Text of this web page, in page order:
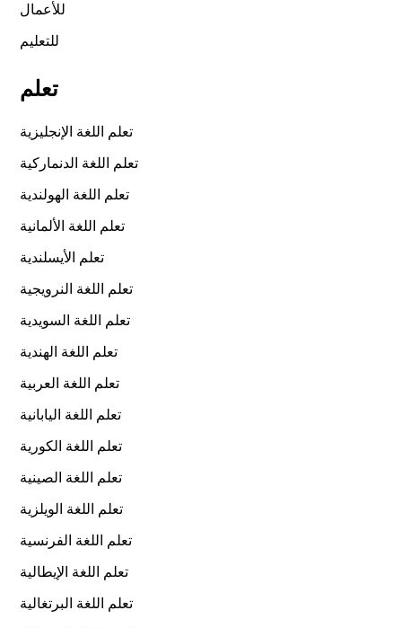
للأعمال
للتعليم
تعلم
تعلم اللغة الإنجليزية
تعلم اللغة الدنماركية
تعلم اللغة الهولندية
تعلم اللغة الألمانية
تعلم الأيسلندية
تعلم اللغة النرويجية
تعلم اللغة السويدية
تعلم اللغة الهندية
تعلم اللغة العربية
تعلم اللغة اليابانية
تعلم اللغة الكورية
تعلم اللغة الصينية
تعلم اللغة الويلزية
تعلم اللغة الفرنسية
تعلم اللغة الإيطالية
تعلم اللغة البرتغالية